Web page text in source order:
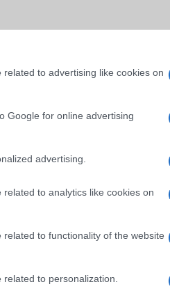
to advertising like cookies on
Google for online advertising
advertising.
to analytics like cookies on
to functionality of the website
to personalization.
alap szolgáltatás
területenként változó
(Japán)